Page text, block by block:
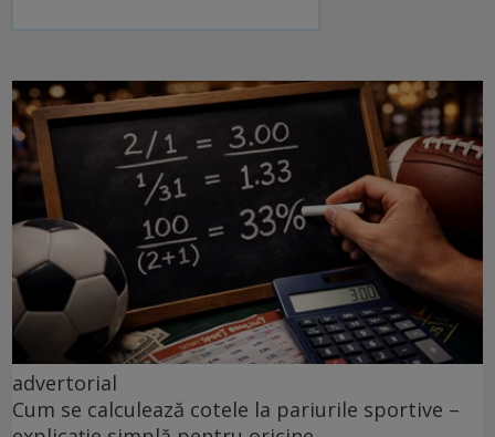
advertorial
Cum se calculează cotele la pariurile sportive –